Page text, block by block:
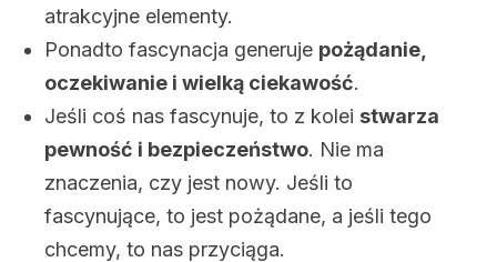
atrakcyjne elementy.
Ponadto fascynacja generuje pożądanie,
oczekiwanie i wielką ciekawość.
Jeśli coś nas fascynuje, to z kolei stwarza
pewność i bezpieczeństwo. Nie ma
znaczenia, czy jest nowy. Jeśli to
fascynujące, to jest pożądane, a jeśli tego
chcemy, to nas przyciąga.